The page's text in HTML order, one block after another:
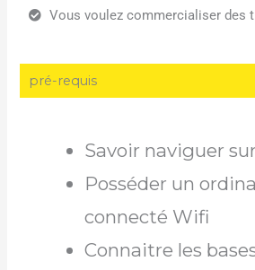
Vous voulez commercialiser des
pré-requis
Savoir naviguer
Posséder un
connecté Wifi
Connaitre les